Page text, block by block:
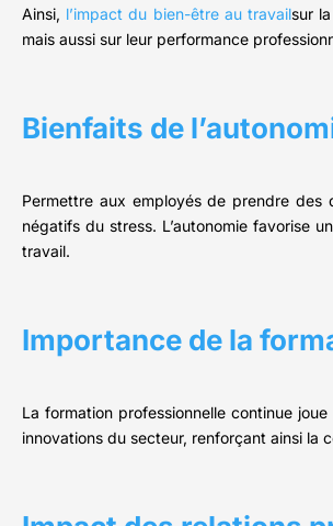
Ainsi, l’impact du bien-être au travailsur
mais aussi sur leur performance
Bienfaits de
Permettre aux employés de prendre des
négatifs du stress. L’autonomie favorise
travail.
Importance de la
La formation professionnelle continue
innovations du secteur, renforçant ainsi la